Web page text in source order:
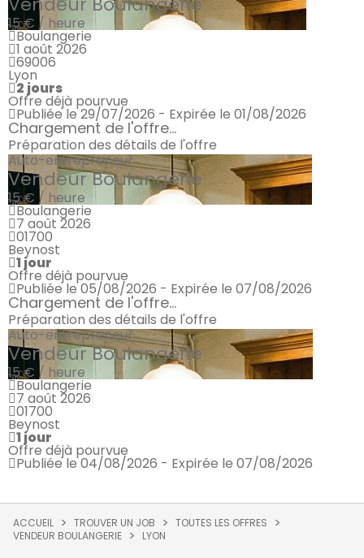
15 € / heure
Boulangerie
1 août 2026
69006
Lyon
2 jours
Offre déjà pourvue
Publiée le 29/07/2026 - Expirée le 01/08/2026
Chargement de l'offre...
Préparation des détails de l'offre
Auto-entrepreneur
Vendeur Boulangerie
15 € / heure
Boulangerie
7 août 2026
01700
Beynost
1 jour
Offre déjà pourvue
Publiée le 05/08/2026 - Expirée le 07/08/2026
Chargement de l'offre...
Préparation des détails de l'offre
Auto-entrepreneur
Vendeur Boulangerie
15 € / heure
Boulangerie
7 août 2026
01700
Beynost
1 jour
Offre déjà pourvue
Publiée le 04/08/2026 - Expirée le 07/08/2026
ACCUEIL TROUVER UN JOB
TOUTES LES OFFRES
VENDEUR BOULANGERIE
LYON